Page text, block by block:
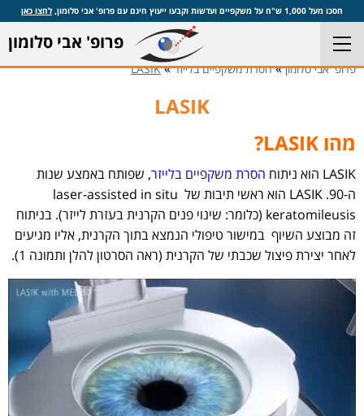
חסכו מעל 1,000 ש"ח על משקפיים ועדשות וקבעו ייעוץ חינם עם פרופ' אבי סלומון, לחצו כאן
פרופ' אבי סלומון
פרופ' אבי סלומון»הסרת משקפיים בלייזר»
LASIK
LASIK
מהו LASIK?
LASIK הוא ניתוח הסרת משקפיים בלייזר, שפותח באמצע שנות
ה-90. LASIK הוא ראשי תיבות של laser-assisted in situ
keratomileusis (כלומר: שינוי פנים הקרנית בעזרת לייזר). בניתוח
זה מבוצע השיוף במישור טיפולי הנמצא בתוך הקרנית, אליו מגיעים
לאחר יצירת פיצול שכבתי של הקרנית (ראה הסרטון להלן ותמונה 1).